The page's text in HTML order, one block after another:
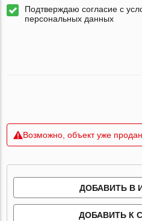
Подтверждаю согласие с
персональных данных
Возможно, объект уже
ДОБАВИТЬ В
ДОБАВИТЬ К